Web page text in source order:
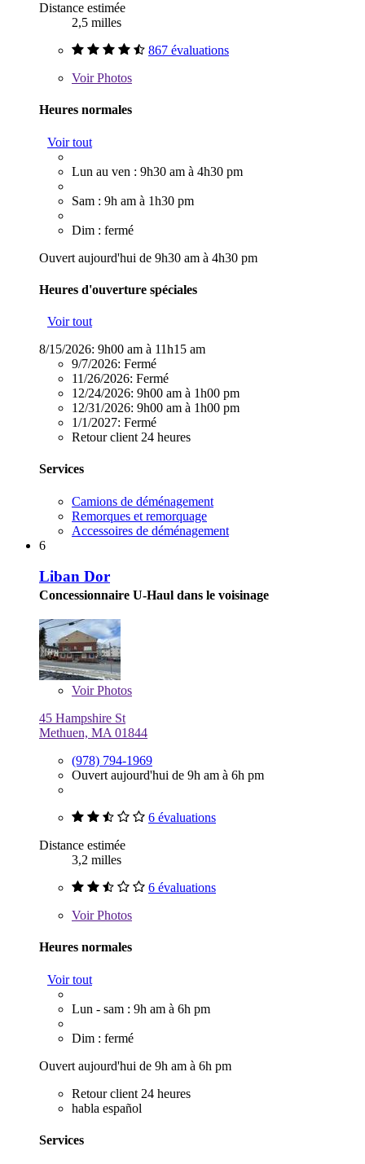
Distance estimée
2,5 milles
867 évaluations
VoirPhotos
Heures normales
Voir tout
Lun au ven : 9h30 am à 4h30 pm
Sam : 9h am à 1h30 pm
Dim : fermé
Ouvert aujourd'hui de 9h30 am à 4h30 pm
Heures d'ouverture spéciales
Voir tout
8/15/2026: 9h00 am à 11h15 am
9/7/2026: Fermé
11/26/2026: Fermé
12/24/2026: 9h00 am à 1h00 pm
12/31/2026: 9h00 am à 1h00 pm
1/1/2027: Fermé
Retour client 24 heures
Services
Camions de déménagement
Remorques et remorquage
Accessoires de déménagement
6
Liban Dor
Concessionnaire U-Haul dans le voisinage
VoirPhotos
45 Hampshire St
Methuen, MA 01844
(978) 794-1969
Ouvert aujourd'hui de 9h am à 6h pm
6 évaluations
Distance estimée
3,2 milles
6 évaluations
VoirPhotos
Heures normales
Voir tout
Lun - sam : 9h am à 6h pm
Dim : fermé
Ouvert aujourd'hui de 9h am à 6h pm
Retour client 24 heures
habla español
Services